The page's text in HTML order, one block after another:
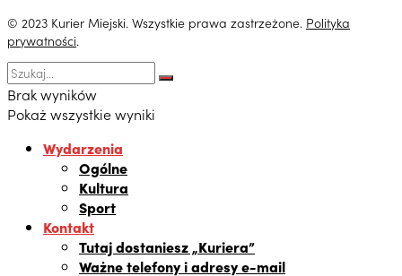
© 2023 Kurier Miejski. Wszystkie prawa zastrzeżone. Polityka
prywatności.
Brak wyników
Pokaż wszystkie wyniki
Wydarzenia
Ogólne
Kultura
Sport
Kontakt
Tutaj dostaniesz „Kuriera”
Ważne telefony i adresy e-mail